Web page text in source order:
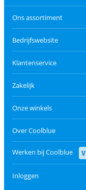
Ons assortiment
Bedrijfswebsite
Klantenservice
Zakelijk
Onze winkels
Over Coolblue
Werken bij Coolblue
Inloggen